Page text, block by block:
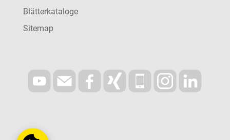
Blätterkataloge
Sitemap